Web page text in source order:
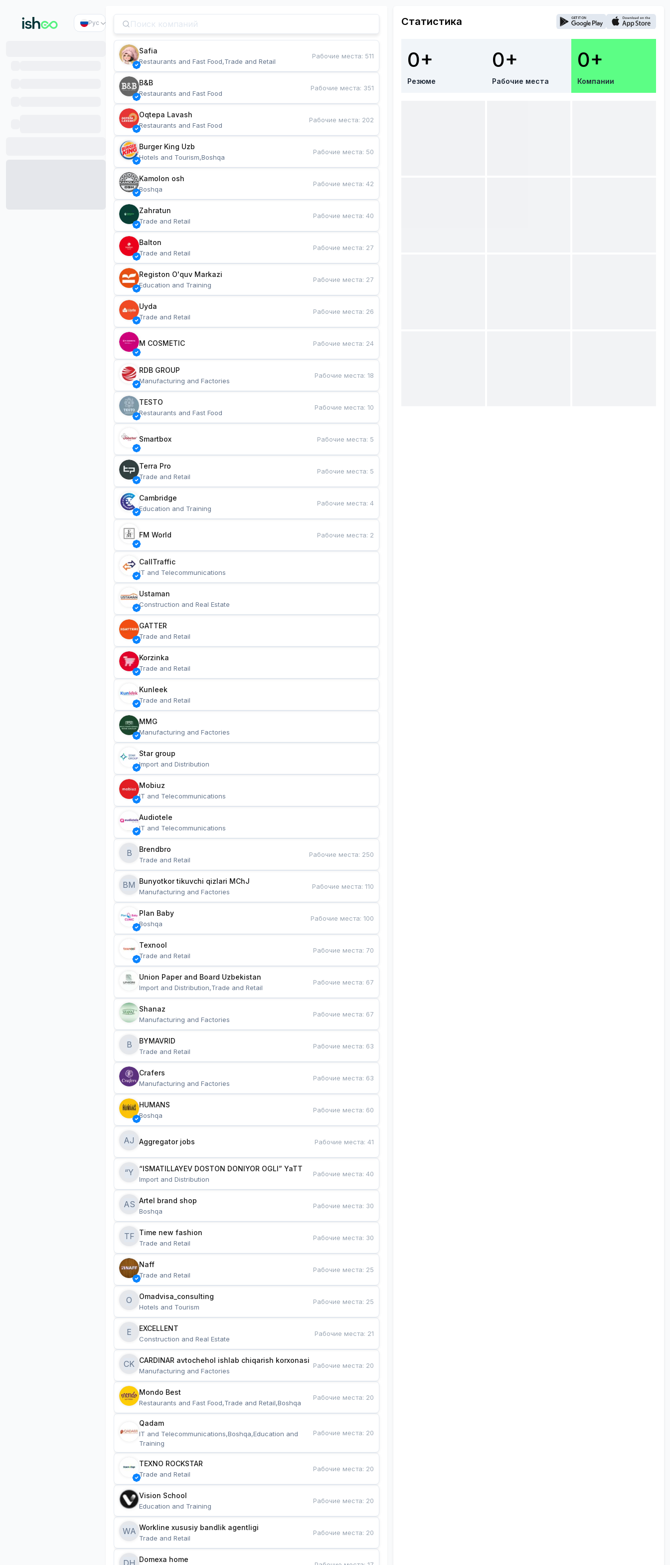
Рус
Safia
Restaurants and Fast Food,Trade and Retail
Рабочие места: 511
B&B
Restaurants and Fast Food
Рабочие места: 351
Oqtepa Lavash
Restaurants and Fast Food
Рабочие места: 202
Burger King Uzb
Hotels and Tourism,Boshqa
Рабочие места: 50
Kamolon osh
Boshqa
Рабочие места:42
Zahratun
Trade and Retail
Рабочие места:40
Balton
Trade and Retail
Рабочие места: 27
Registon O'quv Markazi
Education and Training
Рабочие места: 27
Uyda
Trade and Retail
Рабочие места: 26
M COSMETIC Рабочие места: 24
RDB GROUP
Manufacturing and Factories
Рабочие места:18
TESTO
Restaurants and Fast Food
Рабочие места:10
Smartbox Рабочие места: 5
Terra Pro
Trade and Retail
Рабочие места: 5
Cambridge
Education and Training
Рабочие места:4
FM World Рабочие места: 2
CallTraffic
IT and Telecommunications
Ustaman
Construction and Real Estate
GATTER
Trade and Retail
Korzinka
Trade and Retail
Kunleek
Trade and Retail
MMG
Manufacturing and Factories
Star group
Import and Distribution
Mobiuz
IT and Telecommunications
Audiotele
IT and Telecommunications
B Brendbro
Trade and Retail
Рабочие места: 250
BM
Manufacturing and Factories
Рабочие места:110
Plan Baby
Boshqa
Рабочие места:100
Texnool
Trade and Retail
Рабочие места: 70
Union Paper and Board Uzbekistan
Import and Distribution,Trade and Retail
Рабочие места: 67
Shanaz
Manufacturing and Factories
Рабочие места: 67
B BYMAVRID
Trade and Retail
Рабочие места: 63
Crafers
Manufacturing and Factories
Рабочие места: 63
HUMANS
Boshqa
Рабочие места: 60
AJ Aggregator jobs Рабочие места:41
“Y “ISMATILLAYEV DOSTON DONIYOR OGLI” YaTT
Import and Distribution
Рабочие места:40
AS Artel brand shop
Boshqa
Рабочие места: 30
TF Time new fashion
Trade and Retail
Рабочие места: 30
Naff
Trade and Retail
Рабочие места: 25
O Omadvisa_consulting
Hotels and Tourism
Рабочие места: 25
E EXCELLENT
Construction and Real Estate
Рабочие места: 21
CK CARDINAR avtochehol ishlab chiqarish korxonasi
Manufacturing and Factories
Рабочие места: 20
Mondo Best
Restaurants and Fast Food,Trade and Retail,Boshqa
Рабочие места: 20
Qadam
IT and Telecommunications,Boshqa,Education and
Training
Рабочие места: 20
TEXNO ROCKSTAR
Trade and Retail
Рабочие места: 20
Vision School
Education and Training
Рабочие места: 20
WA Workline xususiy bandlik agentligi
Trade and Retail
Рабочие места: 20
DH Domexa home
Статистика
0+
Резюме
0+
Рабочие места
0+
Компании